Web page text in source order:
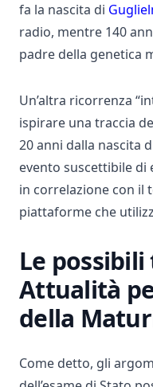
fa la nascita di
radio, mentre 140
padre della genetica
Un’altra ricorrenza
ispirare una traccia
20 anni dalla nascita
evento suscettibile di
in correlazione con il
piattaforme che
Le possibili
Attualità
della
Come detto, gli